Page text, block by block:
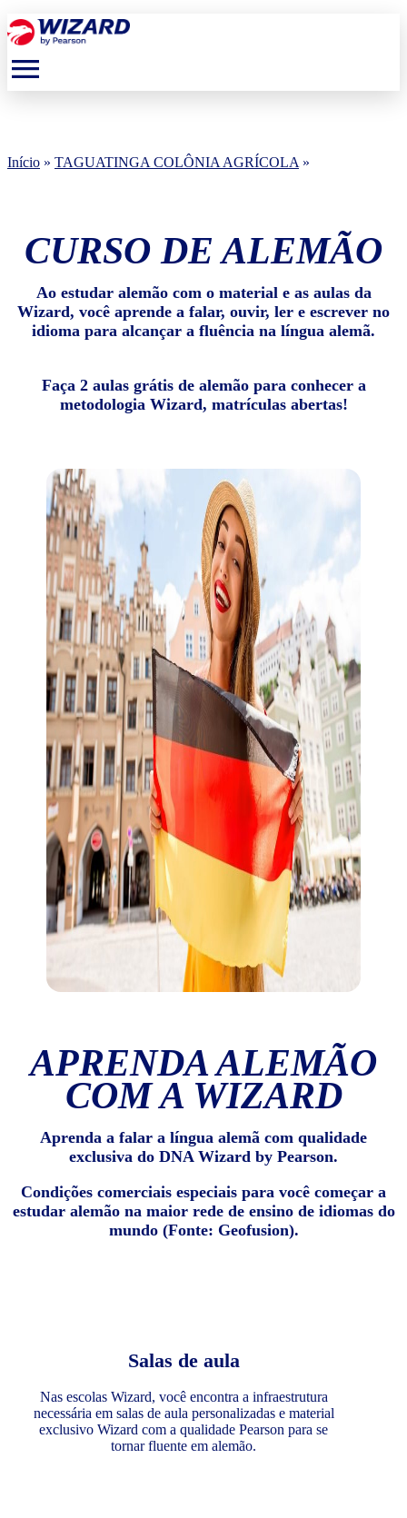
menu
Início » TAGUATINGA COLÔNIA AGRÍCOLA »
CURSO DE ALEMÃO
Ao estudar alemão com o material e as aulas da
Wizard, você aprende a falar, ouvir, ler e escrever no
idioma para alcançar a fluência na língua alemã.
Faça 2 aulas grátis de alemão para conhecer a
metodologia Wizard, matrículas abertas!
APRENDA ALEMÃO
COM A WIZARD
Aprenda a falar a língua alemã com qualidade
exclusiva do DNA Wizard by Pearson.
Condições comerciais especiais para você começar a
estudar alemão na maior rede de ensino de idiomas do
mundo (Fonte: Geofusion).
Salas de aula
Nas escolas Wizard, você encontra a infraestrutura
necessária em salas de aula personalizadas e material
exclusivo Wizard com a qualidade Pearson para se
tornar fluente em alemão.